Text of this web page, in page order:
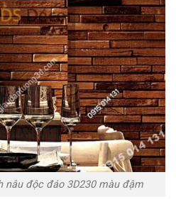
nâu độc đáo 3D230 màu đậm